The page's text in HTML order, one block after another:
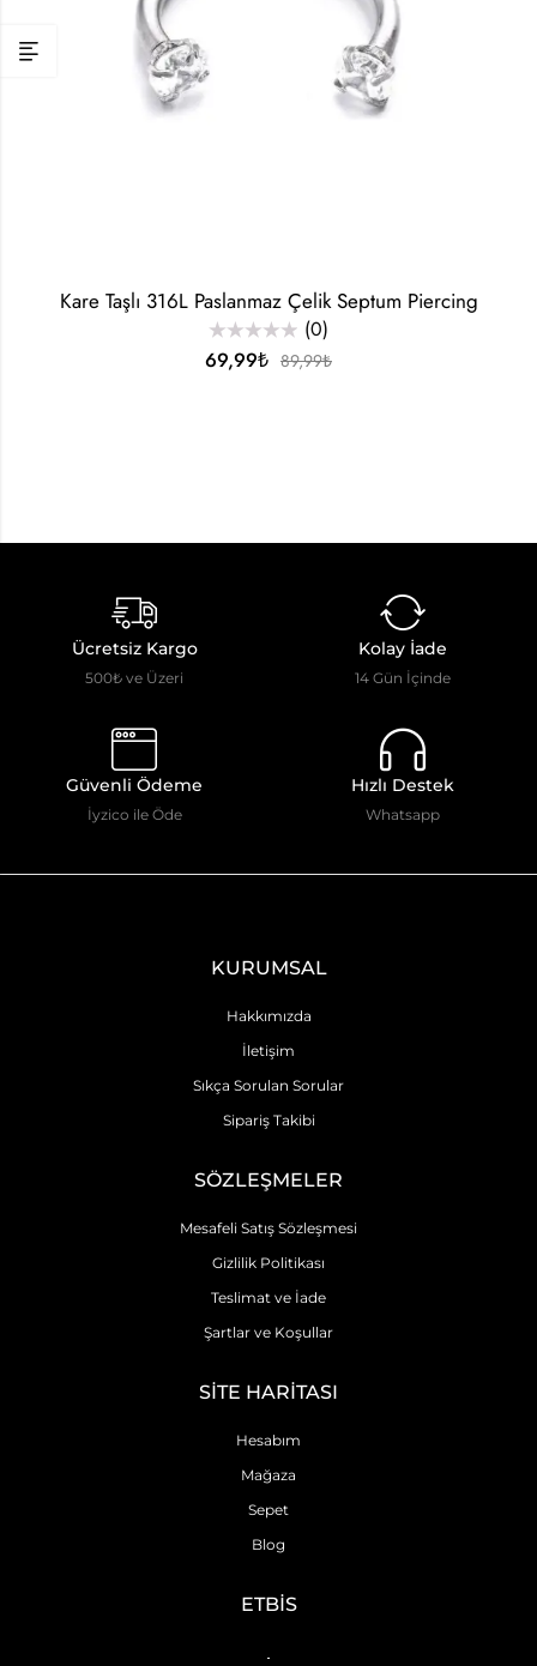
Kare Taşlı 316L Paslanmaz Çelik Septum Piercing
5
üzerinden
(0)
69,99₺ 89,99₺
Ücretsiz Kargo
500₺ ve Üzeri
Kolay İade
14 Gün İçinde
Güvenli Ödeme
İyzico ile Öde
Hızlı Destek
Whatsapp
KURUMSAL
Hakkımızda
İletişim
Sıkça Sorulan Sorular
Sipariş Takibi
SÖZLEŞMELER
Mesafeli Satış Sözleşmesi
Gizlilik Politikası
Teslimat ve İade
Şartlar ve Koşullar
SİTE HARİTASI
Hesabım
Mağaza
Sepet
Blog
ETBİS